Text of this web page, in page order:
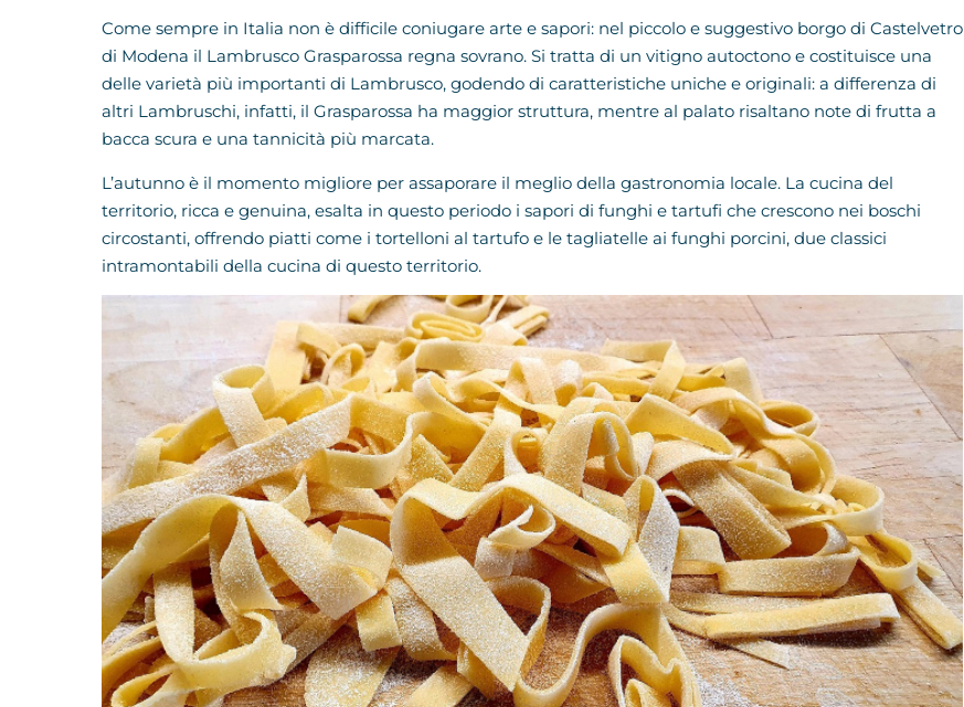
Come sempre in Italia non è difficile coniugare arte e sapori: nel piccolo e suggestivo borgo di Castelvetro
di Modena il Lambrusco Grasparossa regna sovrano. Si tratta di un vitigno autoctono e costituisce una
delle varietà più importanti di Lambrusco, godendo di caratteristiche uniche e originali: a differenza di
altri Lambruschi, infatti, il Grasparossa ha maggior struttura, mentre al palato risaltano note di frutta a
bacca scura e una tannicità più marcata.
L’autunno è il momento migliore per assaporare il meglio della gastronomia locale. La cucina del
territorio, ricca e genuina, esalta in questo periodo i sapori di funghi e tartufi che crescono nei boschi
circostanti, offrendo piatti come i tortelloni al tartufo e le tagliatelle ai funghi porcini, due classici
intramontabili della cucina di questo territorio.